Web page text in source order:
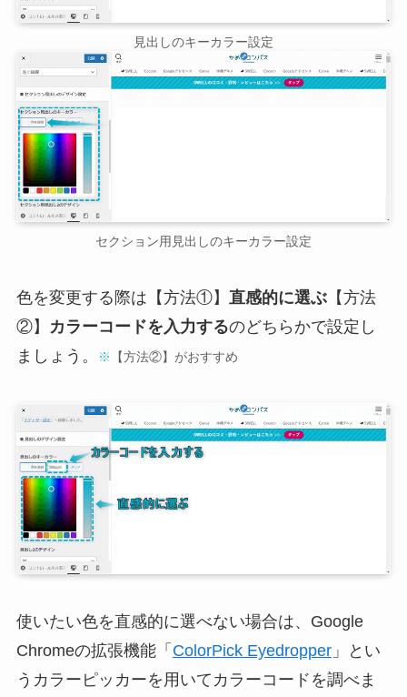
見出しのキーカラー設定
セクション用見出しのキーカラー設定
色を変更する際は【方法①】 直感的に選ぶ【方法
②】
カラーコードを入力するのどちらかで設定し
ましょう。
※ 【方法②】がおすすめ
使いたい色を直感的に選べない場合は、Google
Chromeの拡張機能「 ColorPick Eyedropper」とい
うカラーピッカーを用いてカラーコードを調べま